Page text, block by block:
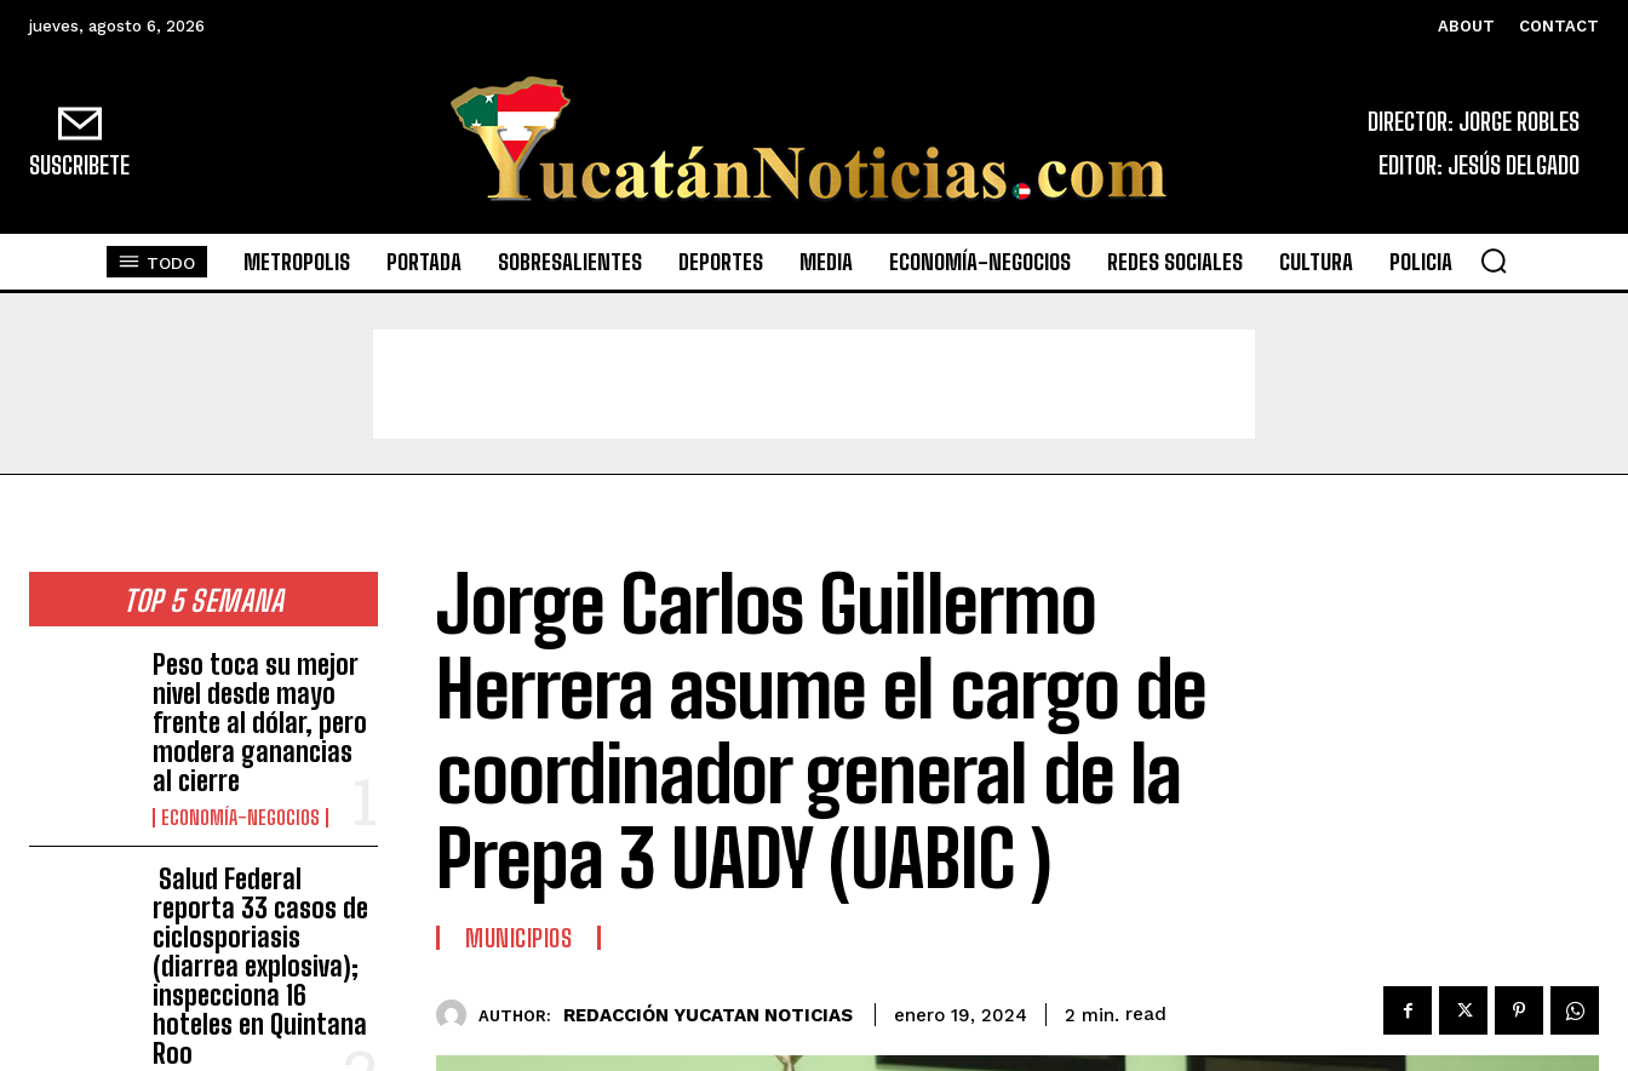
jueves, agosto 6, 2026 ABOUT CONTACT
SUSCRIBETE
DIRECTOR: JORGE ROBLES
EDITOR: JESÚS DELGADO
TODO METROPOLIS PORTADA SOBRESALIENTES DEPORTES MEDIA ECONOMÍA-NEGOCIOS REDES SOCIALES CULTURA POLICIA
TOP 5 SEMANA
Peso toca su mejor
nivel desde mayo
frente al dólar, pero
modera ganancias
al cierre
ECONOMÍA-NEGOCIOS
Salud Federal
reporta 33 casos de
ciclosporiasis
(diarrea explosiva);
inspecciona 16
hoteles en Quintana
Roo
Jorge Carlos Guillermo
Herrera asume el cargo de
coordinador general de la
Prepa 3 UADY (UABIC )
MUNICIPIOS
AUTHOR: REDACCIÓN YUCATAN NOTICIAS enero 19, 2024 2 min. read